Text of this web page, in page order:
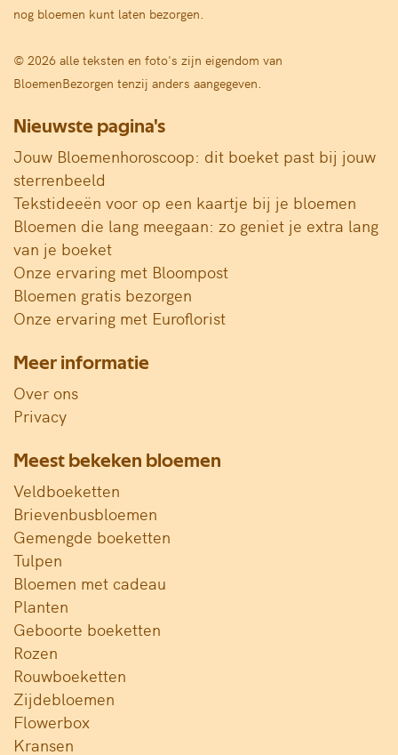
nog bloemen kunt laten bezorgen.
© 2026 alle teksten en foto's zijn eigendom van
BloemenBezorgen tenzij anders aangegeven.
Nieuwste pagina's
Jouw Bloemenhoroscoop: dit boeket past bij jouw
sterrenbeeld
Tekstideeën voor op een kaartje bij je bloemen
Bloemen die lang meegaan: zo geniet je extra lang
van je boeket
Onze ervaring met Bloompost
Bloemen gratis bezorgen
Onze ervaring met Euroflorist
Meer informatie
Over ons
Privacy
Meest bekeken bloemen
Veldboeketten
Brievenbusbloemen
Gemengde boeketten
Tulpen
Bloemen met cadeau
Planten
Geboorte boeketten
Rozen
Rouwboeketten
Zijdebloemen
Flowerbox
Kransen